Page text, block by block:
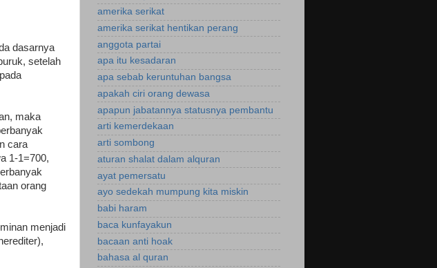
dasarnya
setelah
maka
cara
1-1=700,
orang
menjadi
amerika serikat
amerika serikat hentikan perang
anggota partai
apa itu kesadaran
apa sebab keruntuhan bangsa
apakah ciri orang dewasa
apapun jabatannya statusnya pembantu
arti kemerdekaan
arti sombong
aturan shalat dalam alquran
ayat pemersatu
ayo sedekah mumpung kita miskin
babi haram
baca kunfayakun
bacaan anti hoak
bahasa al quran